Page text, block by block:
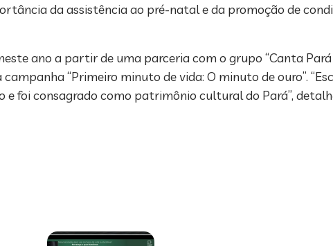
da assistência ao pré-natal e da promoção de
ano a partir de uma parceria com o grupo “Canta Pará
“Primeiro minuto de vida: O minuto de ouro”.
foi consagrado como patrimônio cultural do Pará”,